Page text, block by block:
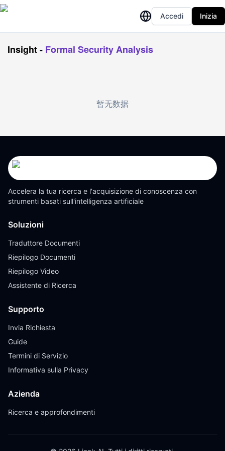
Accedi Inizia
Insight- Formal Security Analysis
暂无数据
Accelera la tua ricerca e l'acquisizione di conoscenza con
strumenti basati sull'intelligenza artificiale
Soluzioni
Traduttore Documenti
Riepilogo Documenti
Riepilogo Video
Assistente di Ricerca
Supporto
Invia Richiesta
Guide
Termini di Servizio
Informativa sulla Privacy
Azienda
Ricerca e approfondimenti